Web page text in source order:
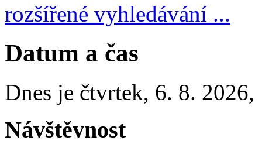
rozšířené vyhledávání ...
Datum a čas
Dnes je čtvrtek, 6. 8. 2026,
Návštěvnost